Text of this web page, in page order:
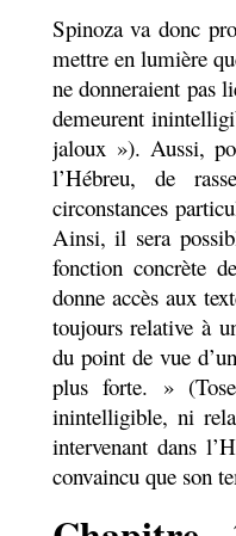
Spinoza va donc
mettre en lumière
ne donneraient pas
demeurent
jaloux »). Aussi,
l’Hébreu, de
circonstances
Ainsi, il sera
fonction concrète
donne accès aux
toujours relative à
du point de vue
plus forte. »
inintelligible, ni
intervenant dans
convaincu que son